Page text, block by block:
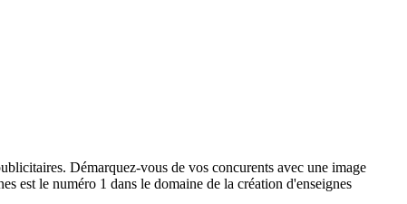
Démarquez-vous de vos concurents avec une image
est le numéro 1 dans le domaine de la création d'enseignes